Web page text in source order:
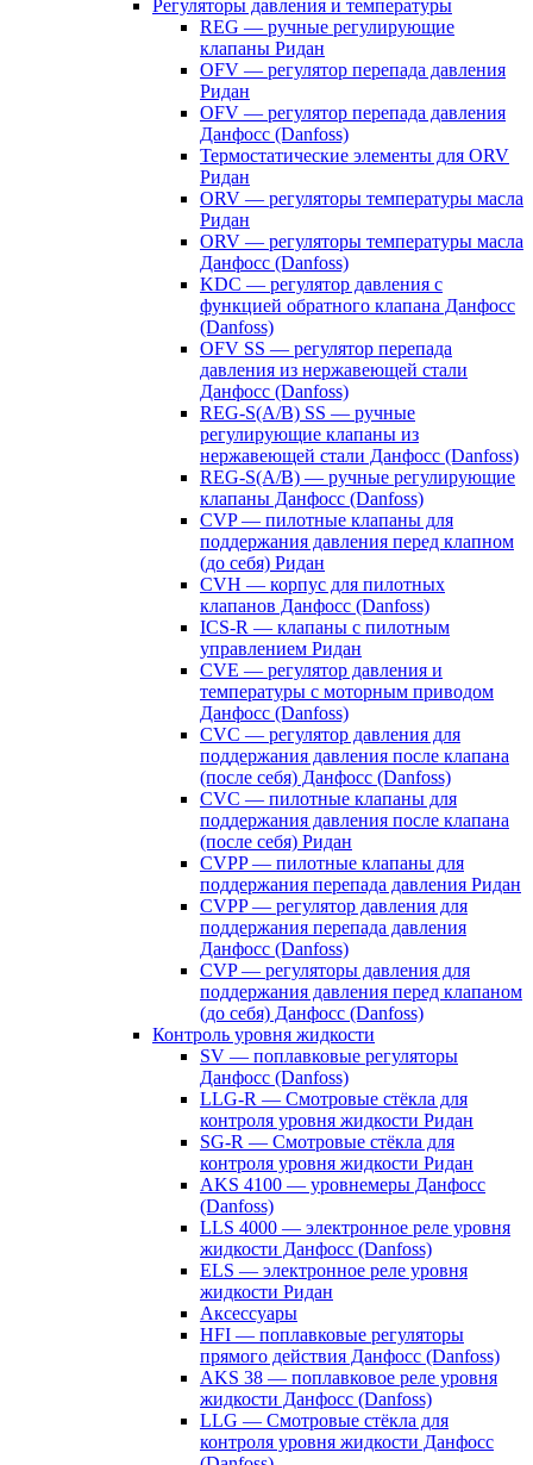
Регуляторы давления и температуры
REG — ручные регулирующие
клапаны Ридан
OFV — регулятор перепада давления
Ридан
OFV — регулятор перепада давления
Данфосс (Danfoss)
Термостатические элементы для ORV
Ридан
ORV — регуляторы температуры масла
Ридан
ORV — регуляторы температуры масла
Данфосс (Danfoss)
KDC — регулятор давления с
функцией обратного клапана Данфосс
(Danfoss)
OFV SS — регулятор перепада
давления из нержавеющей стали
Данфосс (Danfoss)
REG-S(A/B) SS — ручные
регулирующие клапаны из
нержавеющей стали Данфосс (Danfoss)
REG-S(A/B) — ручные регулирующие
клапаны Данфосс (Danfoss)
CVP — пилотные клапаны для
поддержания давления перед клапном
(до себя) Ридан
CVH — корпус для пилотных
клапанов Данфосс (Danfoss)
ICS-R — клапаны с пилотным
управлением Ридан
CVE — регулятор давления и
температуры с моторным приводом
Данфосс (Danfoss)
CVС — регулятор давления для
поддержания давления после клапана
(после себя) Данфосс (Danfoss)
CVС — пилотные клапаны для
поддержания давления после клапана
(после себя) Ридан
CVPP — пилотные клапаны для
поддержания перепада давления Ридан
CVPP — регулятор давления для
поддержания перепада давления
Данфосс (Danfoss)
CVP — регуляторы давления для
поддержания давления перед клапаном
(до себя) Данфосс (Danfoss)
Контроль уровня жидкости
SV — поплавковые регуляторы
Данфосс (Danfoss)
LLG-R — Смотровые стёкла для
контроля уровня жидкости Ридан
SG-R — Смотровые стёкла для
контроля уровня жидкости Ридан
AKS 4100 — уровнемеры Данфосс
(Danfoss)
LLS 4000 — электронное реле уровня
жидкости Данфосс (Danfoss)
ELS — электронное реле уровня
жидкости Ридан
Аксессуары
HFI — поплавковые регуляторы
прямого действия Данфосс (Danfoss)
AKS 38 — поплавковое реле уровня
жидкости Данфосс (Danfoss)
LLG — Смотровые стёкла для
контроля уровня жидкости Данфосс